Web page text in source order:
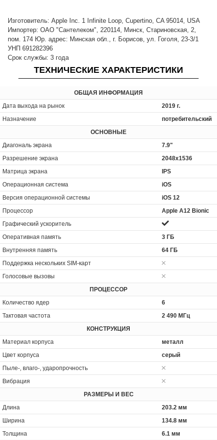
Изготовитель: Apple Inc. 1 Infinite Loop, Cupertino, CA 95014, USA
Импортер: ОАО "Сантелеком", 220114, Минск, Стариновская, 2,
пом. 174 Юр. адрес: Минская обл., г. Борисов, ул. Гоголя, 23-3/1
УНП 691282396
Срок службы: 3 года
ТЕХНИЧЕСКИЕ ХАРАКТЕРИСТИКИ
ОБЩАЯ ИНФОРМАЦИЯ
Дата выхода на рынок
2019 г.
Назначение
потребительский
ОСНОВНЫЕ
Диагональ экрана
7.9"
Разрешение экрана
2048x1536
Матрица экрана
IPS
Операционная система
iOS
Версия операционной системы
iOS 12
Процессор
Apple A12 Bionic
Графический ускоритель
Оперативная память
3 ГБ
Внутренняя память
64 ГБ
Поддержка нескольких SIM-карт
Голосовые вызовы
ПРОЦЕССОР
Количество ядер
6
Тактовая частота
2 490 МГц
КОНСТРУКЦИЯ
Материал корпуса
металл
Цвет корпуса
серый
Пыле-, влаго-, ударопрочность
Вибрация
РАЗМЕРЫ И ВЕС
Длина
203.2 мм
Ширина
134.8 мм
Толщина
6.1 мм